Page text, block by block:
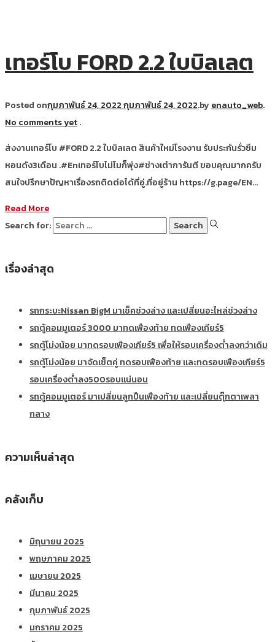
เทอร์โบ FORD 2.2 ใบบิลเลต
Posted onกุมภาพันธ์ 24, 2022กุมภาพันธ์ 24, 2022.by enauto_web.
No comments yet.
ส่งงานเทอร์โบ #FORD 2.2 ใบบิลเลต สินค้าใหม่โรงงาน รับประกันรั่วซึม
หอนดัง3เดือน .#Enเทอร์โบไม่โมก็พุ่ง#ช่างเต๋าการันตี ขอบคุณมากครับ
สนใจปรึกษาปัญหาเรื่องรถติดต่อได้ที่อู่.ที่อยู่ร้าน https://g.page/EN…
Read More
Search for:
เรื่องล่าสุด
รถกระบะNissan BigM มาเช็คช่วงล่าง และเปลี่ยนอะไหล่ช่วงล่าง
รถตู้คอมมูเตอร์ 3000 มาทดเฟืองท้าย ทดเฟืองเกียร์5
รถตู้โม่งน้อย มาทดรอบเฟืองเกียร์5 เพื่อให้รอบเครื่องต่ำลงกว่าเดิม
รถตู้โม่งน้อย มาจัดเซ็ตคู่ ทดรอบเฟืองท้าย และทดรอบเฟืองเกียร์5
รอบเครื่องต่ำลง500รอบแน่นอน
รถตู้คอมมูเตอร์ มาเปลี่ยนลูกปืนเฟืองท้าย และเปลี่ยนตุ๊กตาเพลา
กลาง
ความเห็นล่าสุด
คลังเก็บ
มิถุนายน 2025
พฤษภาคม 2025
เมษายน 2025
มีนาคม 2025
กุมภาพันธ์ 2025
มกราคม 2025